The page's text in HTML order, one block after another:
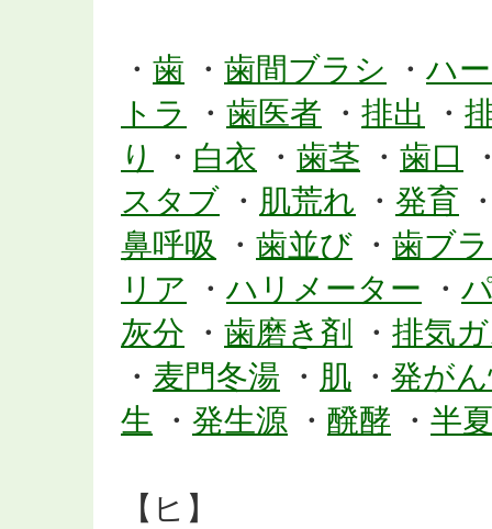
・ 歯 ・ 歯間ブラシ ・ ハ
トラ
・ 歯医者 ・ 排出 ・
り
・ 白衣 ・ 歯茎 ・ 歯口
スタブ ・ 肌荒れ ・ 発育
鼻呼吸
・ 歯並び ・ 歯ブ
リア ・ ハリメーター ・
灰分 ・ 歯磨き剤 ・ 排気
・ 麦門冬湯 ・ 肌 ・ 発が
生 ・ 発生源 ・ 醗酵 ・ 半
【ヒ】